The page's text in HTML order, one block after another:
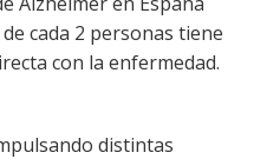
cada 2 personas tiene
con la enfermedad.
distintas